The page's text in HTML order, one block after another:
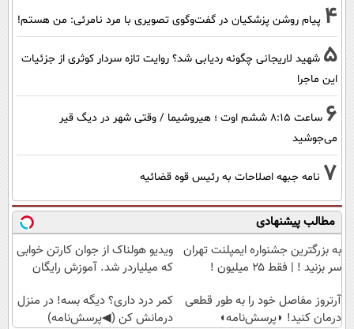
4 پیام روشن پزشکیان در گفت‌و‌گوی تصویری با مرد نامرئی: من هستم!
5 شهید لاریجانی چگونه ردیابی شد؟ روایت تازه سردار کوثری از جزئیات
این ماجرا
6
ساعت ۸:۱۵ ششم اوت ؛ هیروشیما / وقتی شهر در دیگ قیر
می‌جوشید
7 نامه جبهه اصلاحات به رئیس قوه قضائیه
مطالب پیشنهادی
به بزرگترین جشنواره ایمپلنت تهران
سر بزنید ! | فقط ۲۵ میلیون !
ویدیو هولناک از جوان کارتن خوابی
که میلیاردر شد. آموزش رایگان
آرتروز مفاصل خود را به طور قطعی
درمان کنید! ◗پرسش‌نامه◖
کمر درد داری؟ دیگه بسه! در منزل
درمانش کن (◀پرسش‌نامه)